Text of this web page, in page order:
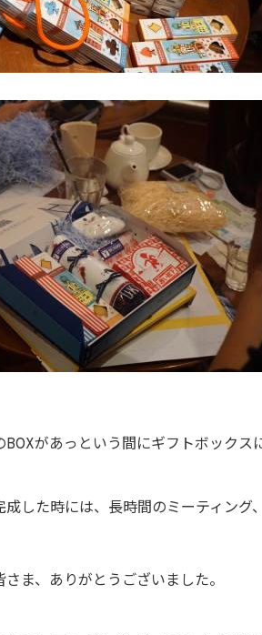
があっという間にギフトボックス
成した時には、長時間のミーティン
ま、ありがとうございました。